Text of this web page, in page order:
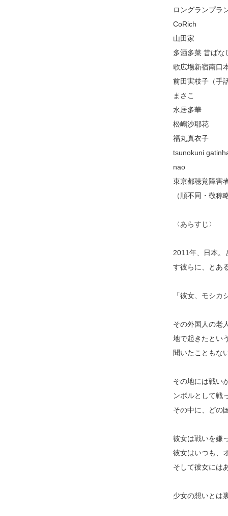
ロングランプラ
CoRich
山田家
多酒多菜 昔ばな
歌広場新宿南口
前田実枝子（手
まさこ
水居多華
松嶋沙耶花
福丸真衣子
tsunokuni
nao
東京都聴覚障害
（順不同・敬称
〈あらすじ〉
2011年、日本。
す彼らに、とあ
「彼女、モシカ
その外国人の老
地で起きたとい
聞いたこともな
その地には戦い
ンボルとして戦
その中に、どの
彼女は戦いを嫌
彼女はいつも、
そして彼女には
少女の想いとは